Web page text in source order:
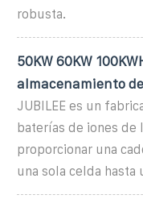
robusta.
50KW 60KW
almacenamiento
JUBILEE es un
baterías de iones de
proporcionar una
una sola celda